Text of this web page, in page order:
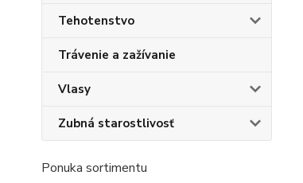
Tehotenstvo
Trávenie a zažívanie
Vlasy
Zubná starostlivosť
Ponuka sortimentu